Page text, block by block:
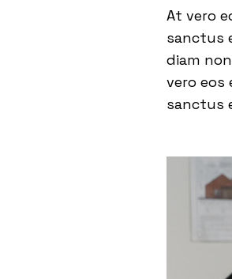
At vero
sanctus
diam
vero eos
sanctus